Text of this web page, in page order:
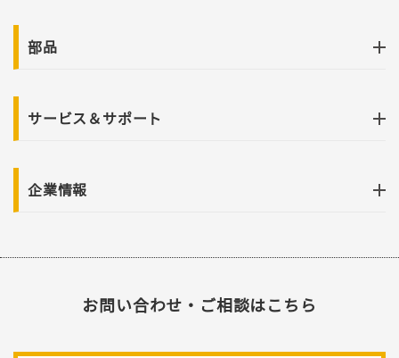
部品
サービス＆サポート
企業情報
お問い合わせ・ご相談はこちら